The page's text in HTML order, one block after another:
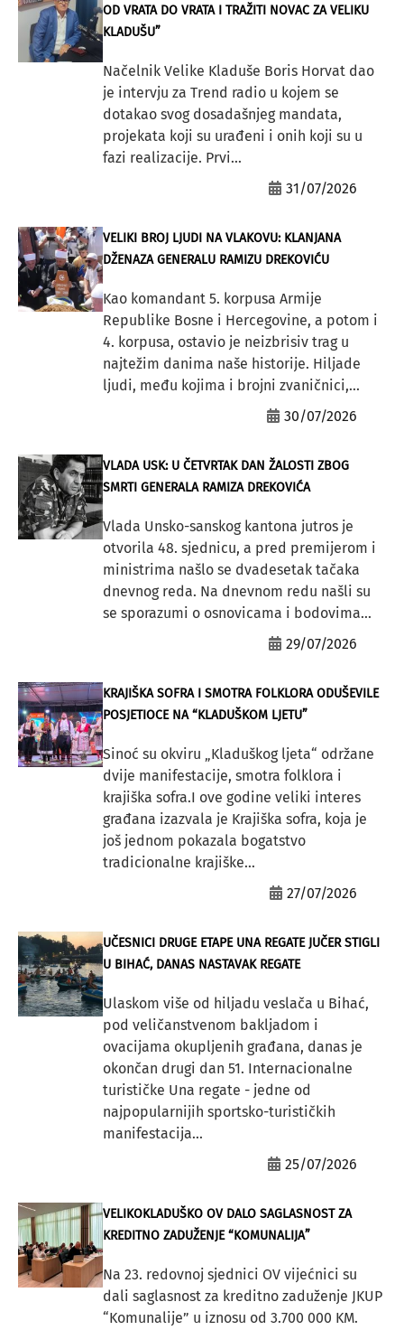
OD VRATA DO VRATA I TRAŽITI NOVAC ZA VELIKU
KLADUŠU”
Načelnik Velike Kladuše Boris Horvat dao
je intervju za Trend radio u kojem se
dotakao svog dosadašnjeg mandata,
projekata koji su urađeni i onih koji su u
fazi realizacije. Prvi...
31/07/2026
VELIKI BROJ LJUDI NA VLAKOVU: KLANJANA
DŽENAZA GENERALU RAMIZU DREKOVIĆU
Kao komandant 5. korpusa Armije
Republike Bosne i Hercegovine, a potom i
4. korpusa, ostavio je neizbrisiv trag u
najtežim danima naše historije. Hiljade
ljudi, među kojima i brojni zvaničnici,...
30/07/2026
VLADA USK: U ČETVRTAK DAN ŽALOSTI ZBOG
SMRTI GENERALA RAMIZA DREKOVIĆA
Vlada Unsko-sanskog kantona jutros je
otvorila 48. sjednicu, a pred premijerom i
ministrima našlo se dvadesetak tačaka
dnevnog reda. Na dnevnom redu našli su
se sporazumi o osnovicama i bodovima...
29/07/2026
KRAJIŠKA SOFRA I SMOTRA FOLKLORA ODUŠEVILE
POSJETIOCE NA “KLADUŠKOM LJETU”
Sinoć su okviru „Kladuškog ljeta“ održane
dvije manifestacije, smotra folklora i
krajiška sofra.I ove godine veliki interes
građana izazvala je Krajiška sofra, koja je
još jednom pokazala bogatstvo
tradicionalne krajiške...
27/07/2026
UČESNICI DRUGE ETAPE UNA REGATE JUČER STIGLI
U BIHAĆ, DANAS NASTAVAK REGATE
Ulaskom više od hiljadu veslača u Bihać,
pod veličanstvenom bakljadom i
ovacijama okupljenih građana, danas je
okončan drugi dan 51. Internacionalne
turističke Una regate - jedne od
najpopularnijih sportsko-turističkih
manifestacija...
25/07/2026
VELIKOKLADUŠKO OV DALO SAGLASNOST ZA
KREDITNO ZADUŽENJE “KOMUNALIJA”
Na 23. redovnoj sjednici OV vijećnici su
dali saglasnost za kreditno zaduženje JKUP
“Komunalije” u iznosu od 3.700 000 KM.